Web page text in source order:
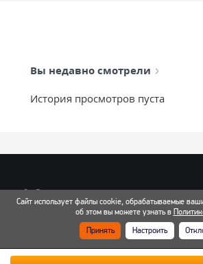
Вы недавно смотрели
История просмотров пуста
info@mixtcar.ru
Почта для связи
Все контакты
Сайт использует файлы cookie, обрабатываемые
об этом вы можете узнать в
Принять
Настроить